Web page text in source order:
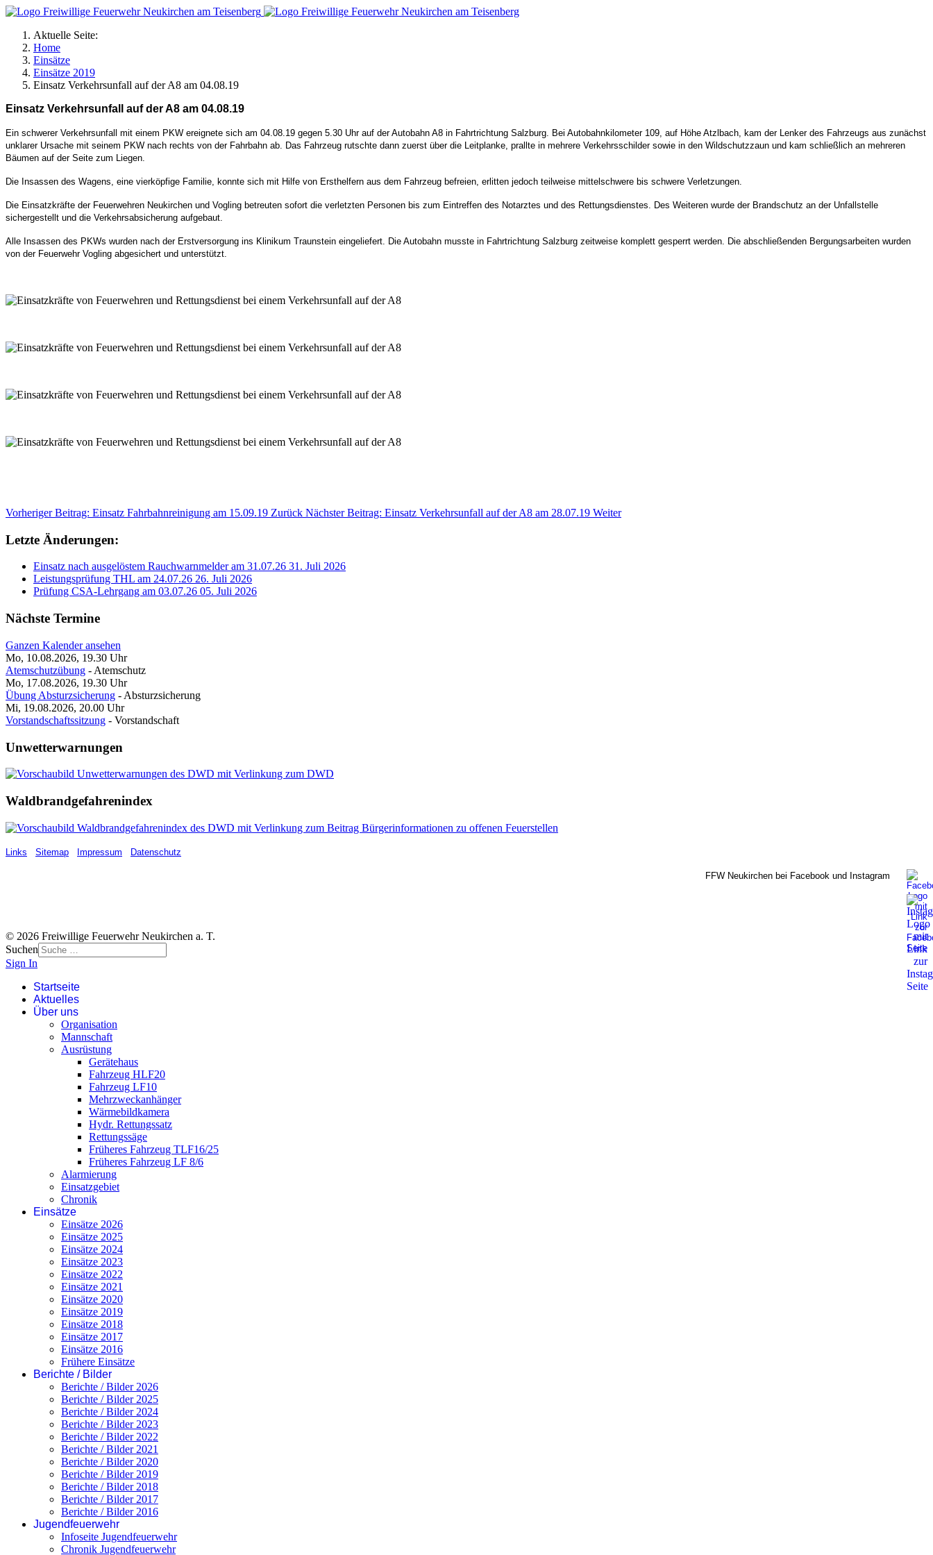
Aktuelle Seite:
Home
Einsätze
Einsätze 2019
Einsatz Verkehrsunfall auf der A8 am 04.08.19
Einsatz Verkehrsunfall auf der A8 am 04.08.19
Ein schwerer Verkehrsunfall mit einem PKW ereignete sich am 04.08.19 gegen 5.30 Uhr auf der Autobahn A8 in Fahrtrichtung Salzburg. Bei Autobahnkilometer 109, auf Höhe Atzlbach, kam der Lenker des Fahrzeugs aus zunächst
unklarer Ursache mit seinem PKW nach rechts von der Fahrbahn ab. Das Fahrzeug rutschte dann zuerst über die Leitplanke, prallte in mehrere Verkehrsschilder sowie in den Wildschutzzaun und kam schließlich an mehreren
Bäumen auf der Seite zum Liegen.
Die Insassen des Wagens, eine vierköpfige Familie, konnte sich mit Hilfe von Ersthelfern aus dem Fahrzeug befreien, erlitten jedoch teilweise mittelschwere bis schwere Verletzungen.
Die Einsatzkräfte der Feuerwehren Neukirchen und Vogling betreuten sofort die verletzten Personen bis zum Eintreffen des Notarztes und des Rettungsdienstes. Des Weiteren wurde der Brandschutz an der Unfallstelle
sichergestellt und die Verkehrsabsicherung aufgebaut.
Alle Insassen des PKWs wurden nach der Erstversorgung ins Klinikum Traunstein eingeliefert. Die Autobahn musste in Fahrtrichtung Salzburg zeitweise komplett gesperrt werden. Die abschließenden Bergungsarbeiten wurden
von der Feuerwehr Vogling abgesichert und unterstützt.
Vorheriger Beitrag: Einsatz Fahrbahnreinigung am 15.09.19 Zurück Nächster Beitrag: Einsatz Verkehrsunfall auf der A8 am 28.07.19 Weiter
Letzte Änderungen:
Einsatz nach ausgelöstem Rauchwarnmelder am 31.07.26 31. Juli 2026
Leistungsprüfung THL am 24.07.26 26. Juli 2026
Prüfung CSA-Lehrgang am 03.07.26 05. Juli 2026
Nächste Termine
Ganzen Kalender ansehen
Mo, 10.08.2026, 19.30 Uhr
Atemschutzübung - Atemschutz
Mo, 17.08.2026, 19.30 Uhr
Übung Absturzsicherung - Absturzsicherung
Mi, 19.08.2026, 20.00 Uhr
Vorstandschaftssitzung - Vorstandschaft
Unwetterwarnungen
Waldbrandgefahrenindex
Links Sitemap Impressum Datenschutz
FFW Neukirchen bei Facebook und Instagram
© 2026 Freiwillige Feuerwehr Neukirchen a. T.
Suchen
Sign In
Startseite
Aktuelles
Über uns
Organisation
Mannschaft
Ausrüstung
Gerätehaus
Fahrzeug HLF20
Fahrzeug LF10
Mehrzweckanhänger
Wärmebildkamera
Hydr. Rettungssatz
Rettungssäge
Früheres Fahrzeug TLF16/25
Früheres Fahrzeug LF 8/6
Alarmierung
Einsatzgebiet
Chronik
Einsätze
Einsätze 2026
Einsätze 2025
Einsätze 2024
Einsätze 2023
Einsätze 2022
Einsätze 2021
Einsätze 2020
Einsätze 2019
Einsätze 2018
Einsätze 2017
Einsätze 2016
Frühere Einsätze
Berichte / Bilder
Berichte / Bilder 2026
Berichte / Bilder 2025
Berichte / Bilder 2024
Berichte / Bilder 2023
Berichte / Bilder 2022
Berichte / Bilder 2021
Berichte / Bilder 2020
Berichte / Bilder 2019
Berichte / Bilder 2018
Berichte / Bilder 2017
Berichte / Bilder 2016
Jugendfeuerwehr
Infoseite Jugendfeuerwehr
Chronik Jugendfeuerwehr